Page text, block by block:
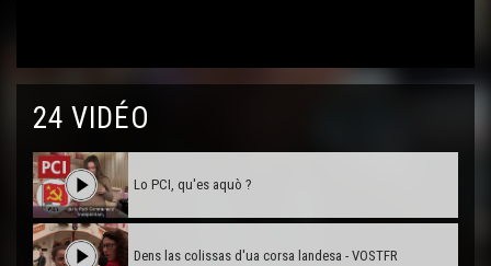
24 VIDÉO
Lo PCI, qu'es aquò ?
Dens las colissas d'ua corsa landesa - VOSTFR